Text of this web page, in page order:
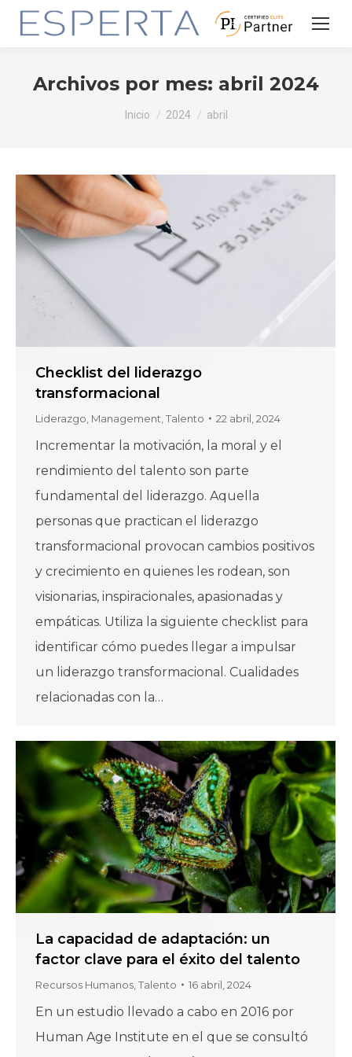
Archivos por mes: abril 2024
Estás aquí:
Inicio 2024 abril
Checklist del liderazgo
transformacional
Liderazgo Management Talento 22 abril, 2024
Incrementar la motivación, la moral y el
rendimiento del talento son parte
fundamental del liderazgo. Aquella
personas que practican el liderazgo
transformacional provocan cambios positivos
y crecimiento en quienes les rodean, son
visionarias, inspiracionales, apasionadas y
empáticas. Utiliza la siguiente checklist para
identificar cómo puedes llegar a impulsar
un liderazgo transformacional. Cualidades
relacionadas con la…
La capacidad de adaptación: un
factor clave para el éxito del talento
Recursos Humanos Talento 16 abril, 2024
En un estudio llevado a cabo en 2016 por
Human Age Institute en el que se consultó